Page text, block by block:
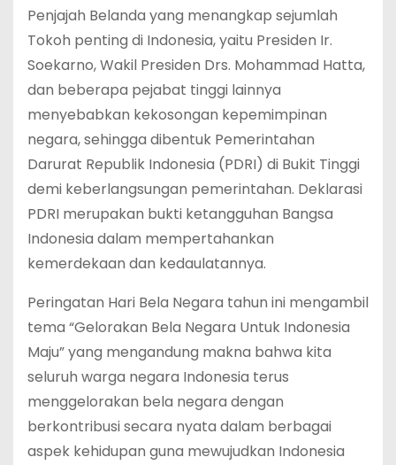
Penjajah Belanda yang menangkap sejumlah
Tokoh penting di Indonesia, yaitu Presiden Ir.
Soekarno, Wakil Presiden Drs. Mohammad Hatta,
dan beberapa pejabat tinggi lainnya
menyebabkan kekosongan kepemimpinan
negara, sehingga dibentuk Pemerintahan
Darurat Republik Indonesia (PDRI) di Bukit Tinggi
demi keberlangsungan pemerintahan. Deklarasi
PDRI merupakan bukti ketangguhan Bangsa
Indonesia dalam mempertahankan
kemerdekaan dan kedaulatannya.
Peringatan Hari Bela Negara tahun ini mengambil
tema “Gelorakan Bela Negara Untuk Indonesia
Maju” yang mengandung makna bahwa kita
seluruh warga negara Indonesia terus
menggelorakan bela negara dengan
berkontribusi secara nyata dalam berbagai
aspek kehidupan guna mewujudkan Indonesia